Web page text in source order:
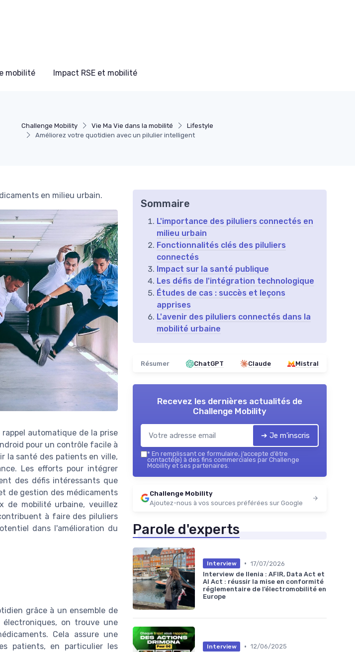
mobilité Impact RSE et mobilité
Challenge Mobility Vie Ma Vie dans la mobilité
Lifestyle
Améliorez votre quotidien avec un pilulier intelligent
en milieu urbain.
automatique de la prise
pour un contrôle facile à
la santé des patients en ville,
Les efforts pour intégrer
des défis intéressants que
de gestion des médicaments
de mobilité urbaine, veuillez
à faire des piluliers
dans l'amélioration du
grâce à un ensemble de
on trouve une
Cela assure une
patients, en particulier les
Sommaire
L'importance des piluliers connectés en
milieu urbain
Fonctionnalités clés des piluliers
connectés
Impact sur la santé publique
Les défis de l'intégration technologique
Études de cas : succès et leçons
apprises
L'avenir des piluliers connectés dans la
mobilité urbaine
Résumer ChatGPT Claude Mistral
Recevez les dernières actualités de
Challenge Mobility
➔ Je m'inscris
* En remplissant ce formulaire, j’accepte d’être
contacté(e) à des fins commerciales par Challenge
Mobility et ses partenaires.
Challenge Mobility
Ajoutez-nous à vos sources préférées sur Google
Parole d'experts
Interview • 17/07/2026
Interview de Ilenia : AFIR, Data Act et
AI Act : réussir la mise en conformité
réglementaire de l’électromobilité en
Europe
Interview • 12/06/2025